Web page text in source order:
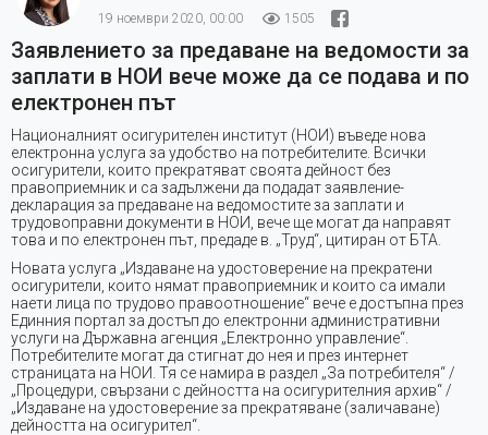
19 ноември 2020, 00:00
1505
Заявлението за предаване на ведомости за
заплати в НОИ вече може да се подава и по
електронен път
Националният осигурителен институт (НОИ) въведе нова
електронна услуга за удобство на потребителите. Всички
осигурители, които прекратяват своята дейност без
правоприемник и са задължени да подадат заявление-
декларация за предаване на ведомостите за заплати и
трудовоправни документи в НОИ, вече ще могат да направят
това и по електронен път, предаде в. „Труд“, цитиран от БТА.
Новата услуга „Издаване на удостоверение на прекратени
осигурители, които нямат правоприемник и които са имали
наети лица по трудово правоотношение“ вече е достъпна през
Единния портал за достъп до електронни административни
услуги на Държавна агенция „Електронно управление“.
Потребителите могат да стигнат до нея и през интернет
страницата на НОИ. Тя се намира в раздел „За потребителя“ /
„Процедури, свързани с дейността на осигурителния архив“ /
„Издаване на удостоверение за прекратяване (заличаване)
дейността на осигурител“.